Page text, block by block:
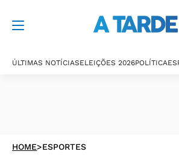
ÚLTIMAS NOTÍCIASELEIÇÕES 2026POLÍTICA
HOME>ESPORTES